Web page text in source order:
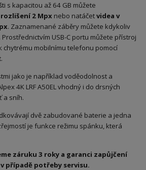
s kapacitou až 64 GB můžete
2 Mpx nebo natáčetvidea v
. Zaznamenané záběry můžete kdykoliv
USB-C portu můžete přístroj
chytrému mobilnímu telefonu pomocí
jako je například voděodolnost a
4K LRF A50EL vhodný i do drsných
a sníh.
dvě zabudované baterie a jedna
je funkce režimu spánku, která
záruku 3 roky a garanci zapůjčení
případě potřeby servisu.